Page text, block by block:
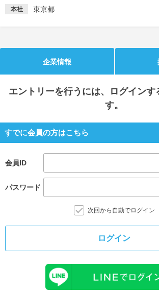
就活ニュースペーパー
本社 東京都
企業情報
エントリーを行うには、ログインす
す。
すでに会員の方はこちら
会員ID
パスワード
次回から自動でログイン
ログイン